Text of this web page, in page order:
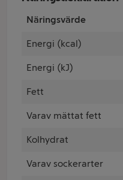
Näringsvärde
Energi (kcal)
Energi (kJ)
Fett
Varav mättat fett
Kolhydrat
Varav sockerarter